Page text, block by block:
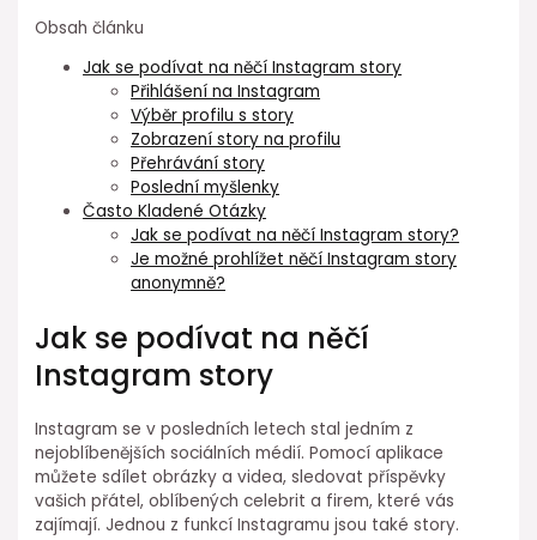
Obsah článku
Jak se podívat na něčí Instagram story
Přihlášení na Instagram
Výběr profilu s story
Zobrazení story na profilu
Přehrávání story
Poslední myšlenky
Často Kladené Otázky
Jak se podívat na něčí Instagram story?
Je možné prohlížet něčí Instagram story
anonymně?
Jak se podívat na něčí
Instagram story
Instagram se v posledních letech stal jedním z
nejoblíbenějších sociálních médií. Pomocí aplikace
můžete sdílet obrázky a videa, sledovat příspěvky
vašich přátel, oblíbených celebrit a firem, které vás
zajímají. Jednou z funkcí Instagramu jsou také story.